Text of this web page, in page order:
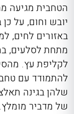
הטחבית מגיעה
יובש וחום, על
באזורים לחים,
מתחת לסלעים,
לקליפת עץ.
להתמודד עם
שלהן בגינה
של מדביר מומלץ.